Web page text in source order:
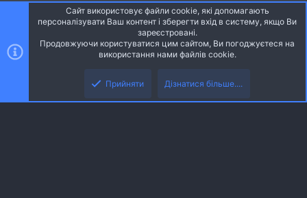
Ніч
Українська (UA)
S
Community platform by XenForo® © 2010-2026 XenForo Ltd.
Community platform by XenForo © 2010-2022 XenForo Ltd. | dev: Pages
Сайт використовує файли cookie, які допомагають
персоналізувати Ваш контент і зберегти вхід в систему, якщо Ви
зареєстровані.
Продовжуючи користуватися цим сайтом, Ви погоджуєтеся на
використання нами файлів cookie.
Прийняти Дізнатися більше....